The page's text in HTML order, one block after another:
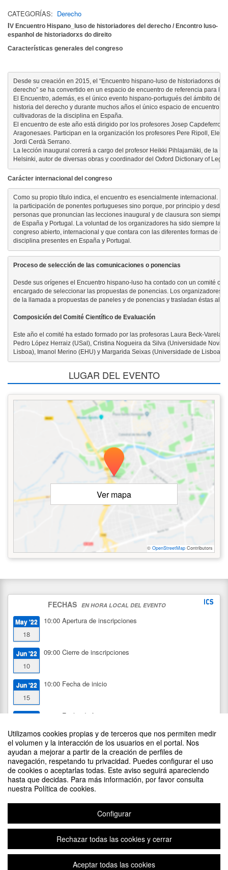
Utilizamos cookies propias y de terceros que nos permiten medir
el volumen y la interacción de los usuarios en el portal. Nos
ayudan a mejorar a partir de la creación de perfiles de
navegación, respetando tu privacidad. Puedes configurar el uso
de cookies o aceptarlas todas. Este aviso seguirá apareciendo
hasta que decidas. Para más información, por favor consulta
nuestra Política de cookies.
Configurar
Rechazar todas las cookies y cerrar
Aceptar todas las cookies
CATEGORÍAS: Derecho
IV Encuentro Hispano_luso de historiadores del derecho / Encontro luso-
espanhol de historiadorxs do direito
Características generales del congreso
Desde su creación en 2015, el “Encuentro hispano-luso de historiadorxs del
derecho” se ha convertido en un espacio de encuentro de referencia para la
El Encuentro, además, es el único evento hispano-portugués del ámbito de la
historia del derecho y durante muchos años el único espacio de encuentro
cultivadoras de la disciplina en España.
El encuentro de este año está dirigido por los profesores Josep Capdeferro i
Aragonesaes. Participan en la organización los profesores Pere Ripoll,
Jordi Cerdà Serrano.
La lección inaugural correrá a cargo del profesor Heikki Pihlajamäki, de la
Helsinki, autor de diversas obras y coordinador del Oxford Dictionary of Legal
Carácter internacional del congreso
Como su propio título indica, el encuentro es esencialmente internacional.
la participación de ponentes portugueses sino porque, por principio y desde
personas que pronuncian las lecciones inaugural y de clausura son siempre
de España y Portugal. La voluntad de los organizadores ha sido siempre la
congreso abierto, internacional y que contara con las diferentes formas de
disciplina presentes en España y Portugal.
Proceso de selección de las comunicaciones o ponencias
Desde sus orígenes el Encuentro hispano-luso ha contado con un comité
encargado de seleccionar las propuestas de ponencias. Los organizadores
de la llamada a propuestas de paneles y de ponencias y trasladan éstas al
Composición del Comité Científico de Evaluación
Este año el comité ha estado formado por las profesoras Laura Beck-Varela
Pedro López Herraiz (USal), Cristina Nogueira da Silva (Universidade Nova
Lisboa), Imanol Merino (EHU) y Margarida Seixas (Universidade de Lisboa)
LUGAR DEL EVENTO
Ver mapa
© OpenStreetMap Contributors
FECHAS EN HORA LOCAL DEL EVENTO
May '22
18
10:00 Apertura de inscripciones
Jun '22
10
09:00 Cierre de inscripciones
Jun '22
15
10:00 Fecha de inicio
Jun '22 Fecha de fin
DIFUNDE TU EVENTO PONIENDO EL SIGUIENTE CÓDIGO
EN TU SITIO
Copyright © 2026